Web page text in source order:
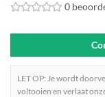
0
LET OP: Je wordt
voltooien en verlaat